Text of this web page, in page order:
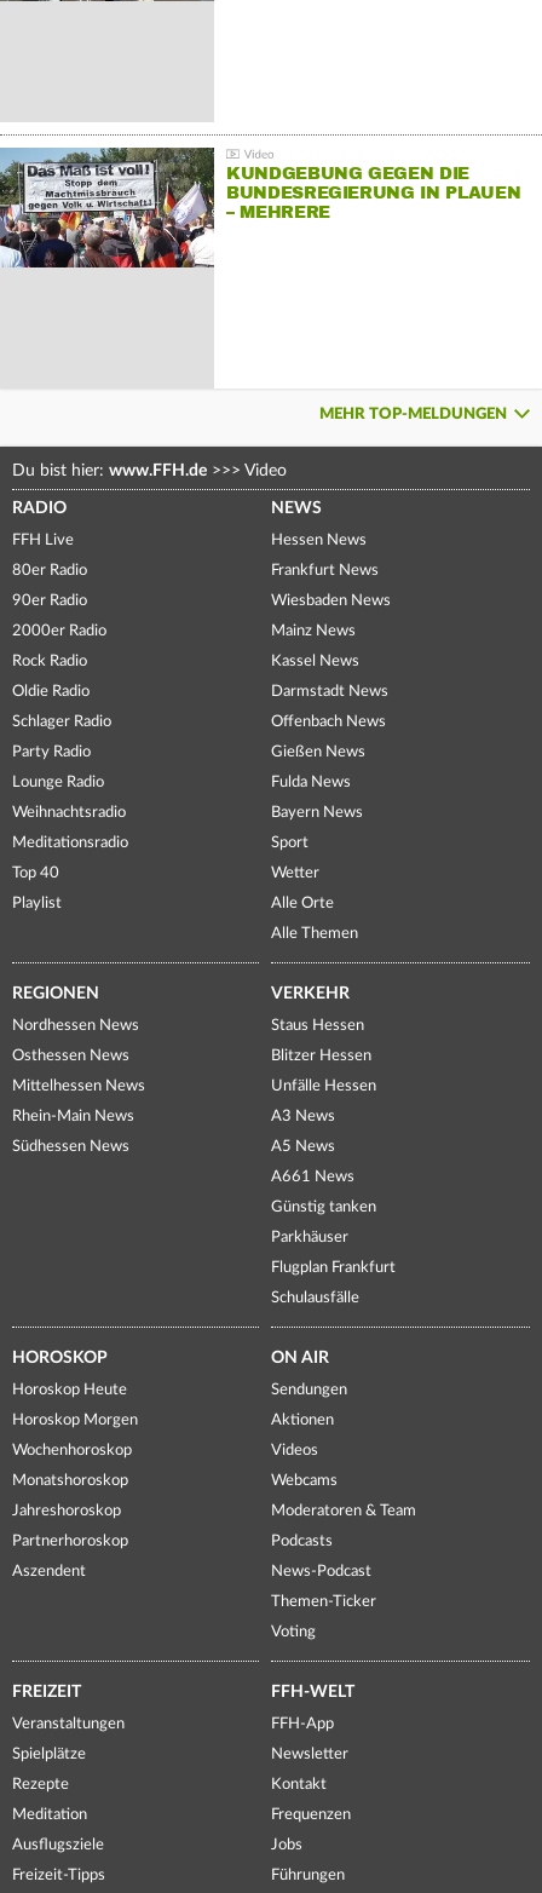
KUNDGEBUNG GEGEN DIE
BUNDESREGIERUNG IN PLAUEN
– MEHRERE
MEHR TOP-MELDUNGEN
Du bist hier: www.FFH.de >>> Video
RADIO
FFH Live
80er Radio
90er Radio
2000er Radio
Rock Radio
Oldie Radio
Schlager Radio
Party Radio
Lounge Radio
Weihnachtsradio
Meditationsradio
Top 40
Playlist
NEWS
Hessen News
Frankfurt News
Wiesbaden News
Mainz News
Kassel News
Darmstadt News
Offenbach News
Gießen News
Fulda News
Bayern News
Sport
Wetter
Alle Orte
Alle Themen
REGIONEN
Nordhessen News
Osthessen News
Mittelhessen News
Rhein-Main News
Südhessen News
VERKEHR
Staus Hessen
Blitzer Hessen
Unfälle Hessen
A3 News
A5 News
A661 News
Günstig tanken
Parkhäuser
Flugplan Frankfurt
Schulausfälle
HOROSKOP
Horoskop Heute
Horoskop Morgen
Wochenhoroskop
Monatshoroskop
Jahreshoroskop
Partnerhoroskop
Aszendent
ON AIR
Sendungen
Aktionen
Videos
Webcams
Moderatoren & Team
Podcasts
News-Podcast
Themen-Ticker
Voting
FREIZEIT
Veranstaltungen
Spielplätze
Rezepte
Meditation
Ausflugsziele
Freizeit-Tipps
FFH-WELT
FFH-App
Newsletter
Kontakt
Frequenzen
Jobs
Führungen